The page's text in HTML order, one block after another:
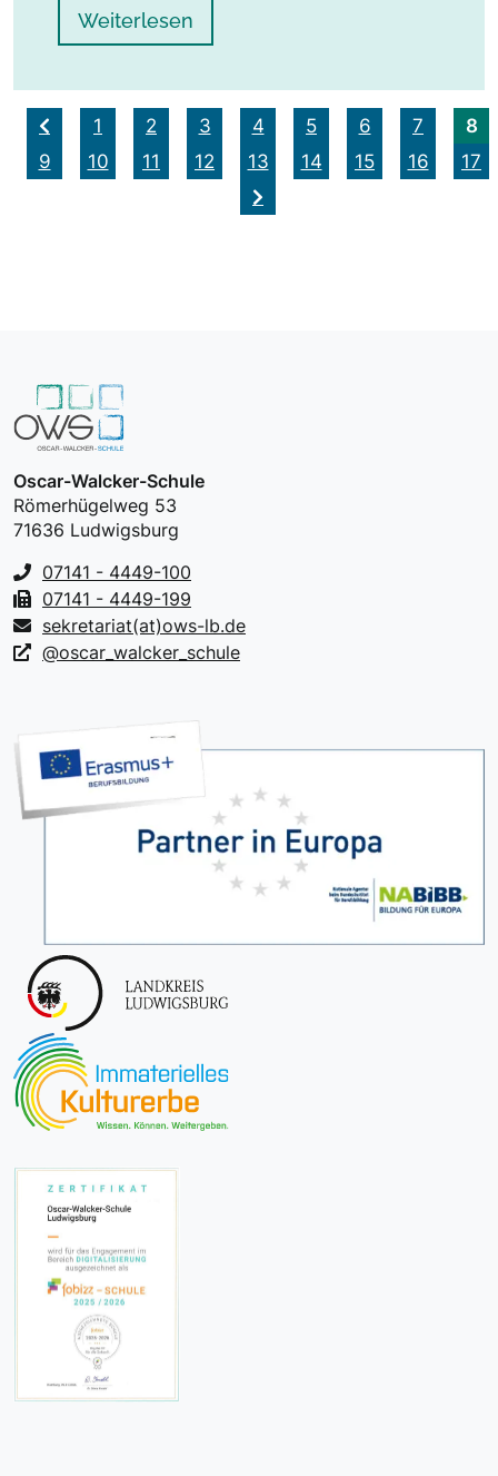
Weiterlesen
1 2 3 4 5 6 7
8
9
10 11 12 13 14 15 16 17
Oscar-Walcker-Schule
Römerhügelweg 53
71636 Ludwigsburg
07141 - 4449-100
07141 - 4449-199
sekretariat(at)ows-lb.de
@oscar_walcker_schule